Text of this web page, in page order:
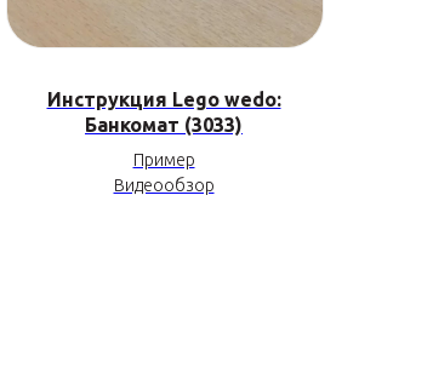
Инструкция Lego wedo:
Банкомат (3033)
Пример
Видеообзор